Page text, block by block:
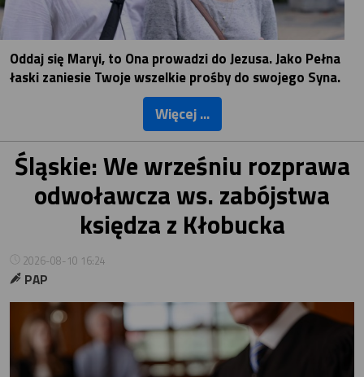
Oddaj się Maryi, to Ona prowadzi do Jezusa. Jako Pełna
łaski zaniesie Twoje wszelkie prośby do swojego Syna.
Więcej ...
Śląskie: We wrześniu rozprawa
odwoławcza ws. zabójstwa
księdza z Kłobucka
2026-08-10 16:24
PAP